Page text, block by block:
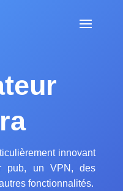
innovant
pub, un VPN, des
fonctionnalités.